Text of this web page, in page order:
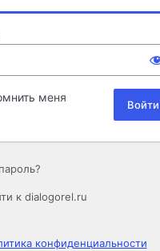
меня
к dialogorel.ru
конфиденциальности